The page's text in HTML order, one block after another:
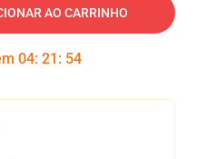
AO CARRINHO
04: 21 : 54